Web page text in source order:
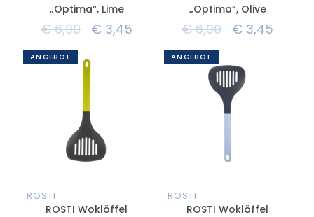
„Optima“, Lime
€6,90 € 3,45
„Optima“, Olive
€6,90 € 3,45
ANGEBOT
ROSTI
ROSTI Woklöffel
ANGEBOT
ROSTI
ROSTI Woklöffel